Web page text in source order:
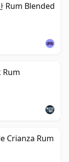
Rum Blended
Rum
Crianza Rum